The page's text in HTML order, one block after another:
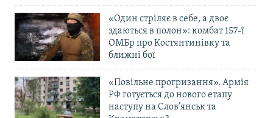
«Один стріляє в себе, а двоє
здаються в полон»: комбат 157-ї
ОМБр про Костянтинівку та
ближні бої
«Повільне прогризання». Армія
РФ готується до нового етапу
наступу на Слов’янськ та